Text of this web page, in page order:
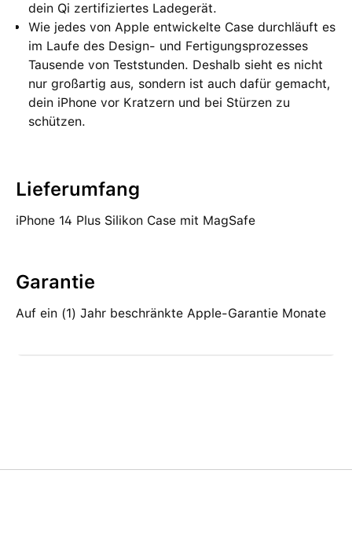
dein Qi zertifiziertes Ladegerät.
Wie jedes von Apple entwickelte Case durchläuft es
im Laufe des Design‑ und Fertigungs­prozesses
Tausende von Teststunden. Deshalb sieht es nicht
nur großartig aus, sondern ist auch dafür gemacht,
dein iPhone vor Kratzern und bei Stürzen zu
schützen.
Lieferumfang
iPhone 14 Plus Silikon Case mit MagSafe
Garantie
Auf ein (1) Jahr beschränkte Apple-Garantie Monate